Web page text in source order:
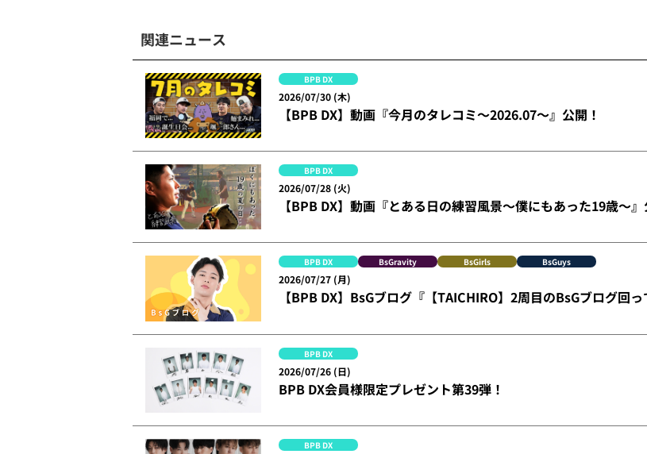
関連ニュース
BPB DX
2026/07/30 (木)
【BPB DX】動画『今月のタレコミ～2026.07～』公開！
BPB DX
2026/07/28 (火)
【BPB DX】動画『とある日の練習風景～僕にもあった19歳～』
BPB DX BsGravity BsGirls BsGuys
2026/07/27 (月)
【BPB DX】BsGブログ『【TAICHIRO】2周目のBsGブログ回
BPB DX
2026/07/26 (日)
BPB DX会員様限定プレゼント第39弾！
BPB DX